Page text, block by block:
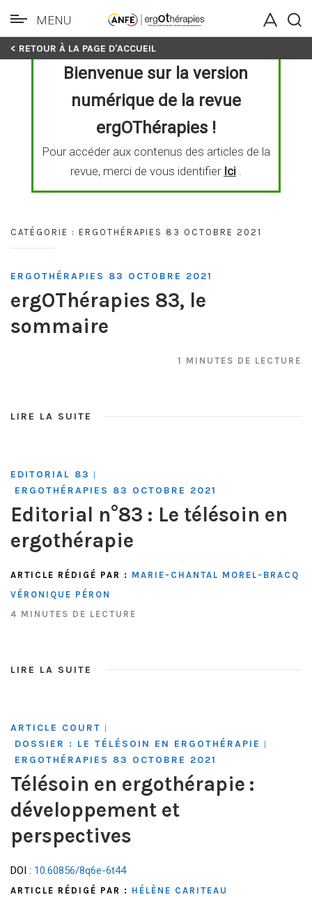
Skip
MENU
< RETOUR À LA PAGE D'ACCUEIL
Bienvenue sur la version
numérique de la revue
ergOThérapies !
Pour accéder aux contenus des articles de la
revue, merci de vous identifier Ici.
CATÉGORIE : ERGOTHÉRAPIES 83 OCTOBRE 2021
ERGOTHÉRAPIES 83 OCTOBRE 2021
ergOThérapies 83, le
sommaire
1 MINUTES DE LECTURE
LIRE LA SUITE
EDITORIAL 83 |
ERGOTHÉRAPIES 83 OCTOBRE 2021
Editorial n°83 : Le télésoin en
ergothérapie
ARTICLE RÉDIGÉ PAR : MARIE-CHANTAL MOREL-BRACQ
VÉRONIQUE PÉRON
4 MINUTES DE LECTURE
LIRE LA SUITE
ARTICLE COURT |
DOSSIER : LE TÉLÉSOIN EN ERGOTHÉRAPIE |
ERGOTHÉRAPIES 83 OCTOBRE 2021
Télésoin en ergothérapie :
développement et
perspectives
DOI : 10.60856/8q6e-6t44
ARTICLE RÉDIGÉ PAR : HÉLÈNE CARITEAU